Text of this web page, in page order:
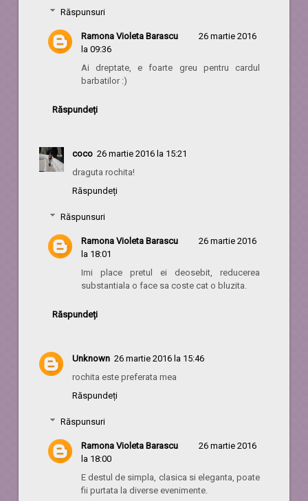
Răspunsuri
Ramona Violeta Barascu
26 martie 2016
la 09:36
Ai dreptate, e foarte greu pentru cardul
barbatilor :)
Răspundeți
coco 26 martie 2016 la 15:21
draguta rochita!
Răspundeți
Răspunsuri
Ramona Violeta Barascu
26 martie 2016
la 18:01
Imi place pretul ei deosebit, reducerea
substantiala o face sa coste cat o bluzita.
Răspundeți
Unknown 26 martie 2016 la 15:46
rochita este preferata mea
Răspundeți
Răspunsuri
Ramona Violeta Barascu
26 martie 2016
la 18:00
E destul de simpla, clasica si eleganta, poate
fii purtata la diverse evenimente.